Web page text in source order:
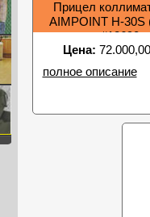
Прицел
AIMPOINT H-30S
#12690
Цена:
полное описание